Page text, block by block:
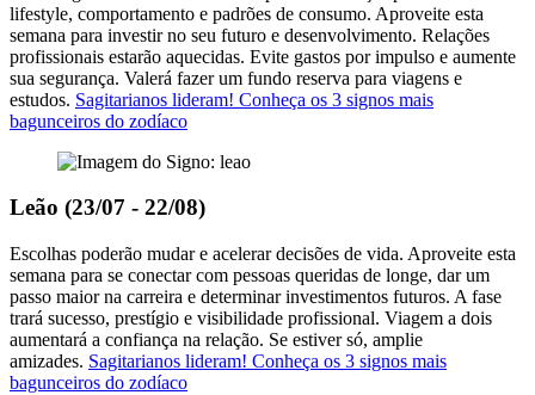
lifestyle, comportamento e padrões de consumo. Aproveite esta
semana para investir no seu futuro e desenvolvimento. Relações
profissionais estarão aquecidas. Evite gastos por impulso e aumente
sua segurança. Valerá fazer um fundo reserva para viagens e
estudos. Sagitarianos lideram! Conheça os 3 signos mais
bagunceiros do zodíaco
Leão (23/07 - 22/08)
Escolhas poderão mudar e acelerar decisões de vida. Aproveite esta
semana para se conectar com pessoas queridas de longe, dar um
passo maior na carreira e determinar investimentos futuros. A fase
trará sucesso, prestígio e visibilidade profissional. Viagem a dois
aumentará a confiança na relação. Se estiver só, amplie
amizades. Sagitarianos lideram! Conheça os 3 signos mais
bagunceiros do zodíaco